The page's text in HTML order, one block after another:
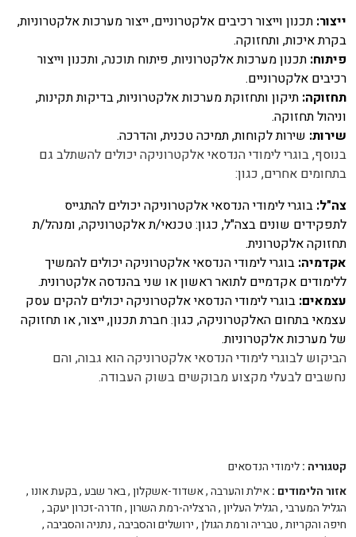
ייצור: תכנון וייצור רכיבים אלקטרוניים, ייצור מערכות אלקטרוניות,
בקרת איכות, ותחזוקה.
פיתוח: תכנון מערכות אלקטרוניות, פיתוח תוכנה, ותכנון וייצור
רכיבים אלקטרוניים.
תחזוקה: תיקון ותחזוקת מערכות אלקטרוניות, בדיקות תקינות,
וניהול תחזוקה.
שירות: שירות לקוחות, תמיכה טכנית, והדרכה.
בנוסף, בוגרי לימודי הנדסאי אלקטרוניקה יכולים להשתלב גם
בתחומים אחרים, כגון:
צה"ל: בוגרי לימודי הנדסאי אלקטרוניקה יכולים להתגייס
לתפקידים שונים בצה"ל, כגון: טכנאי/ת אלקטרוניקה, ומנהל/ת
תחזוקה אלקטרונית.
אקדמיה: בוגרי לימודי הנדסאי אלקטרוניקה יכולים להמשיך
ללימודים אקדמיים לתואר ראשון או שני בהנדסה אלקטרונית.
עצמאים: בוגרי לימודי הנדסאי אלקטרוניקה יכולים להקים עסק
עצמאי בתחום האלקטרוניקה, כגון: חברת תכנון, ייצור, או תחזוקה
של מערכות אלקטרוניות.
הביקוש לבוגרי לימודי הנדסאי אלקטרוניקה הוא גבוה, והם
נחשבים לבעלי מקצוע מבוקשים בשוק העבודה.
קטגוריה :לימודי הנדסאים
אזור הלימודים :אילת והערבה,אשדוד-אשקלון,באר שבע,בקעת אונו,
הגליל המערבי,הגליל העליון,הרצליה-רמת השרון,חדרה-זכרון יעקב,
חיפה והקריות,טבריה ורמת הגולן,ירושלים והסביבה,נתניה והסביבה,